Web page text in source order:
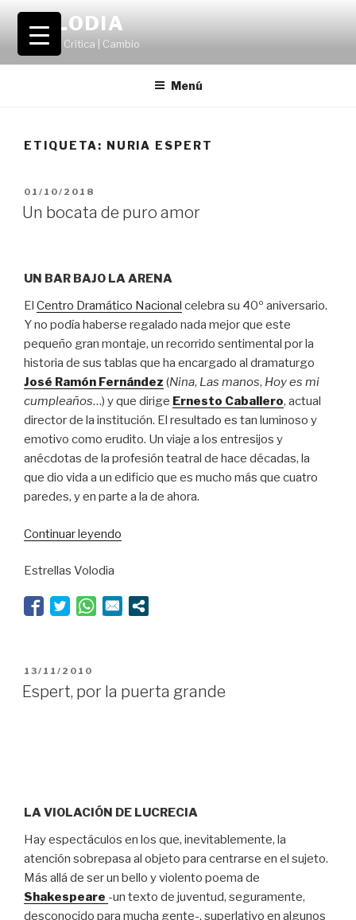
Saltar
contenido
VOLODIA
Teatro | Crítica | Cambio
Menú
ETIQUETA: NURIA ESPERT
PUBLICADO
EL
01/10/2018
Un bocata de puro amor
UN BAR BAJO LA ARENA
El Centro Dramático Nacional celebra su 40º aniversario.
Y no podía haberse regalado nada mejor que este
pequeño gran montaje, un recorrido sentimental por la
historia de sus tablas que ha encargado al dramaturgo
José Ramón Fernández (Nina, Las manos, Hoy es mi
cumpleaños…) y que dirige Ernesto Caballero, actual
director de la institución. El resultado es tan luminoso y
emotivo como erudito. Un viaje a los entresijos y
anécdotas de la profesión teatral de hace décadas, la
que dio vida a un edificio que es mucho más que cuatro
paredes, y en parte a la de ahora.
Continuar leyendo
amor”
Estrellas Volodia
PUBLICADO
EL
13/11/2010
Espert, por la puerta grande
LA VIOLACIÓN DE LUCRECIA
Hay espectáculos en los que, inevitablemente, la
atención sobrepasa al objeto para centrarse en el sujeto.
Más allá de ser un bello y violento poema de
Shakespeare -un texto de juventud, seguramente,
desconocido para mucha gente-, superlativo en algunos